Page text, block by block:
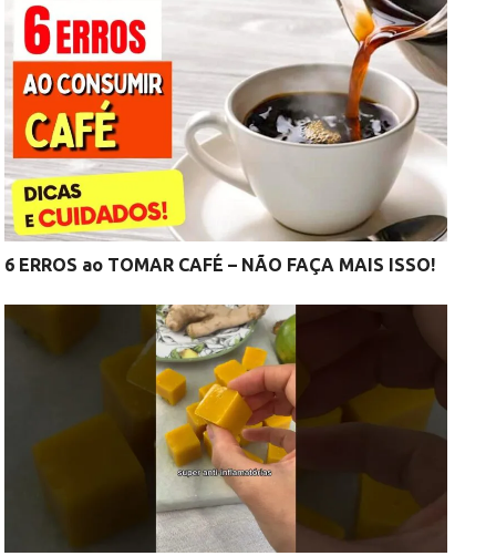
6 ERROS ao TOMAR CAFÉ – NÃO FAÇA MAIS ISSO!